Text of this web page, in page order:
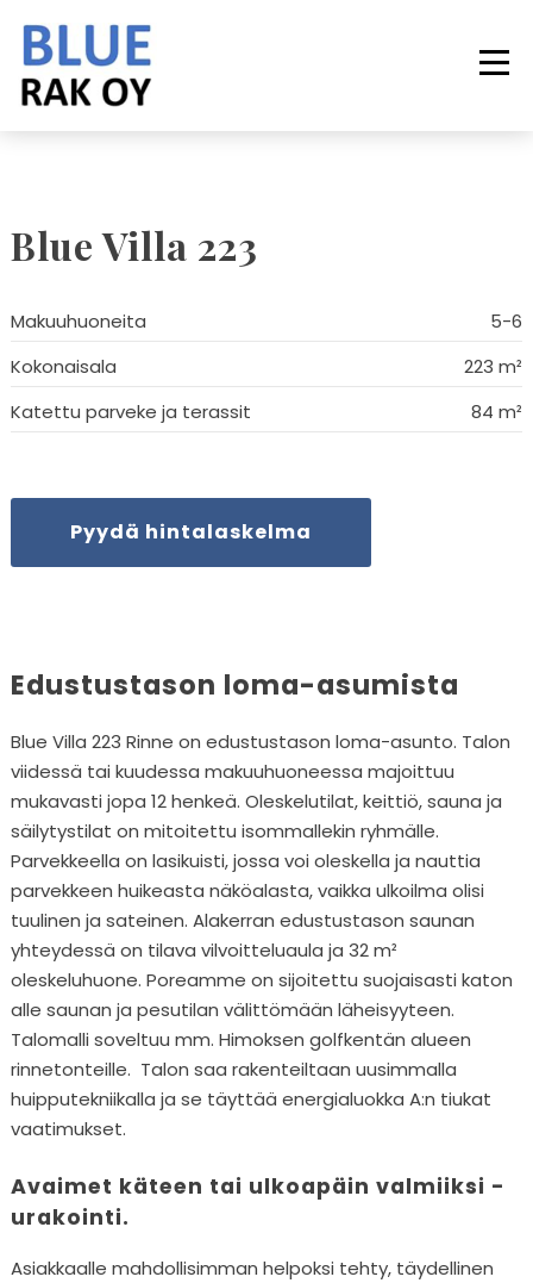
sisältöön
Blue Villa 223
Makuuhuoneita
5-6
Kokonaisala
223 m²
Katettu parveke ja terassit
84 m²
Pyydä hintalaskelma
Edustustason loma-asumista
Blue Villa 223 Rinne on edustustason loma-asunto. Talon
viidessä tai kuudessa makuuhuoneessa majoittuu
mukavasti jopa 12 henkeä. Oleskelutilat, keittiö, sauna ja
säilytystilat on mitoitettu isommallekin ryhmälle.
Parvekkeella on lasikuisti, jossa voi oleskella ja nauttia
parvekkeen huikeasta näköalasta, vaikka ulkoilma olisi
tuulinen ja sateinen. Alakerran edustustason saunan
yhteydessä on tilava vilvoitteluaula ja 32 m²
oleskeluhuone. Poreamme on sijoitettu suojaisasti katon
alle saunan ja pesutilan välittömään läheisyyteen.
Talomalli soveltuu mm. Himoksen golfkentän alueen
rinnetonteille. Talon saa rakenteiltaan uusimmalla
huipputekniikalla ja se täyttää energialuokka A:n tiukat
vaatimukset.
Avaimet käteen tai ulkoapäin valmiiksi -
urakointi.
Asiakkaalle mahdollisimman helpoksi tehty, täydellinen